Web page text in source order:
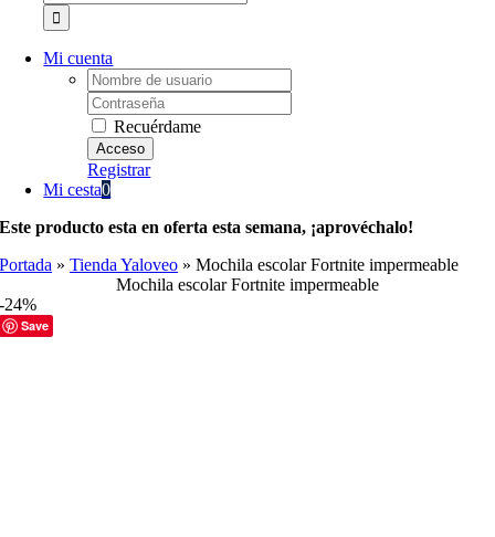
Mi cuenta
Username:
Password:
Recuérdame
Registrar
Mi cesta0
Este producto esta en oferta esta semana, ¡aprovéchalo!
Portada »Tienda Yaloveo »Mochila escolar Fortnite impermeable
Mochila escolar Fortnite impermeable
-24%
Save